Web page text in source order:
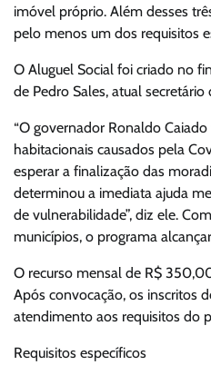
imóvel próprio. Além desses
pelo menos um dos requisitos
O Aluguel Social foi criado no
de Pedro Sales, atual
“O governador Ronaldo
habitacionais causados pela
esperar a finalização das
determinou a imediata ajuda
de vulnerabilidade”, diz ele.
municípios, o programa
O recurso mensal de R$
Após convocação, os inscritos
atendimento aos requisitos do
Requisitos específicos